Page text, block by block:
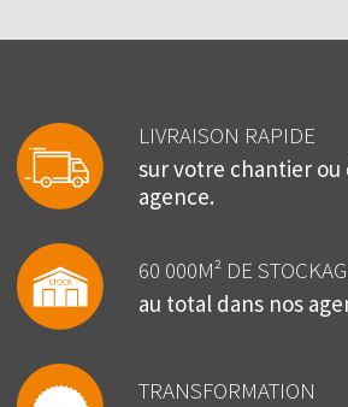
LIVRAISON RAPIDE
sur votre chantier ou
agence.
60 000M² DE
au total dans nos
TRANSFORMATION